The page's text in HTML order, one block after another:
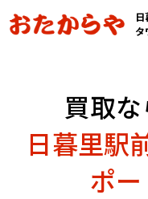
タ
買取
日暮里駅
ポ